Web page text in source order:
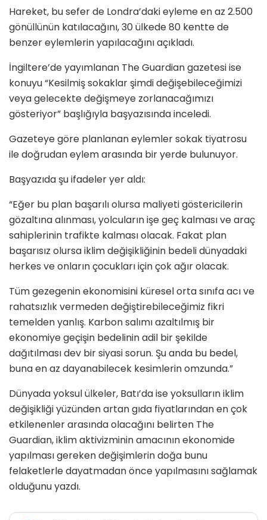
Hareket, bu sefer de Londra’daki eyleme en az 2.500
gönüllünün katılacağını, 30 ülkede 80 kentte de
benzer eylemlerin yapılacağını açıkladı.
İngiltere’de yayımlanan The Guardian gazetesi ise
konuyu “Kesilmiş sokaklar şimdi değişebileceğimizi
veya gelecekte değişmeye zorlanacağımızı
gösteriyor” başlığıyla başyazısında inceledi.
Gazeteye göre planlanan eylemler sokak tiyatrosu
ile doğrudan eylem arasında bir yerde bulunuyor.
Başyazıda şu ifadeler yer aldı:
“Eğer bu plan başarılı olursa maliyeti göstericilerin
gözaltına alınması, yolcuların işe geç kalması ve araç
sahiplerinin trafikte kalması olacak. Fakat plan
başarısız olursa iklim değişikliğinin bedeli dünyadaki
herkes ve onların çocukları için çok ağır olacak.
Tüm gezegenin ekonomisini küresel orta sınıfa acı ve
rahatsızlık vermeden değiştirebileceğimiz fikri
temelden yanlış. Karbon salımı azaltılmış bir
ekonomiye geçişin bedelinin adil bir şekilde
dağıtılması dev bir siyasi sorun. Şu anda bu bedel,
buna en az dayanabilecek kesimlerin omzunda.”
Dünyada yoksul ülkeler, Batı’da ise yoksulların iklim
değişikliği yüzünden artan gıda fiyatlarından en çok
etkilenenler arasında olacağını belirten The
Guardian, iklim aktivizminin amacının ekonomide
yapılması gereken değişimlerin doğa bunu
felaketlerle dayatmadan önce yapılmasını sağlamak
olduğunu yazdı.